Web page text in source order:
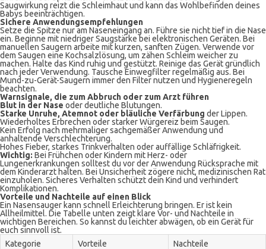
Saugwirkung reizt die Schleimhaut und kann das Wohlbefinden deines
Babys beeinträchtigen.
Sichere Anwendungsempfehlungen
Setze die Spitze nur am Naseneingang an. Führe sie nicht tief in die Nase
ein. Beginne mit niedriger Saugstärke bei elektronischen Geräten. Bei
manuellen Saugern arbeite mit kurzen, sanften Zügen. Verwende vor
dem Saugen eine Kochsalzlösung, um zähen Schleim weicher zu
machen. Halte das Kind ruhig und gestützt. Reinige das Gerät gründlich
nach jeder Verwendung. Tausche Einwegfilter regelmäßig aus. Bei
Mund-zu-Gerät-Saugern immer den Filter nutzen und Hygieneregeln
beachten.
Warnsignale, die zum Abbruch oder zum Arzt führen
Blut in der Nase oder deutliche Blutungen.
Starke Unruhe, Atemnot oder bläuliche Verfärbung der Lippen.
Wiederholtes Erbrechen oder starker Würgereiz beim Saugen.
Kein Erfolg nach mehrmaliger sachgemäßer Anwendung und
anhaltende Verschlechterung.
Hohes Fieber, starkes Trinkverhalten oder auffällige Schläfrigkeit.
Wichtig: Bei Frühchen oder Kindern mit Herz- oder
Lungenerkrankungen solltest du vor der Anwendung Rücksprache mit
dem Kinderarzt halten. Bei Unsicherheit zögere nicht, medizinischen Rat
einzuholen. Sicheres Verhalten schützt dein Kind und verhindert
Komplikationen.
Vorteile und Nachteile auf einen Blick
Ein Nasensauger kann schnell Erleichterung bringen. Er ist kein
Allheilmittel. Die Tabelle unten zeigt klare Vor- und Nachteile in
wichtigen Bereichen. So kannst du leichter abwägen, ob ein Gerät für
euch sinnvoll ist.
Kategorie
Vorteile
Nachteile